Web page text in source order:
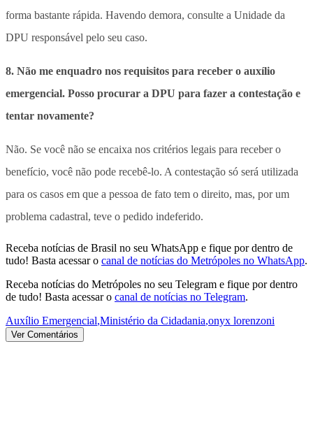
forma bastante rápida. Havendo demora, consulte a Unidade da
DPU responsável pelo seu caso.
8. Não me enquadro nos requisitos para receber o auxílio
emergencial. Posso procurar a DPU para fazer a contestação e
tentar novamente?
Não. Se você não se encaixa nos critérios legais para receber o
benefício, você não pode recebê-lo. A contestação só será utilizada
para os casos em que a pessoa de fato tem o direito, mas, por um
problema cadastral, teve o pedido indeferido.
Receba notícias de Brasil no seu WhatsApp e fique por dentro de
tudo! Basta acessar o canal de notícias do Metrópoles no WhatsApp.
Receba notícias do Metrópoles no seu Telegram e fique por dentro
de tudo! Basta acessar o canal de notícias no Telegram.
Auxílio Emergencial,Ministério da Cidadania,onyx lorenzoni
Ver Comentários